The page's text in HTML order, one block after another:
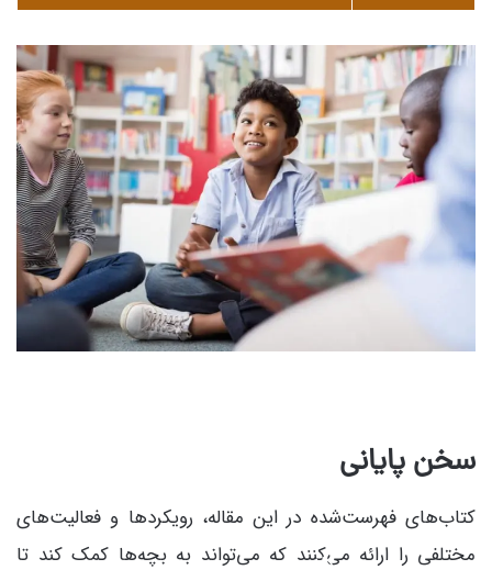
سخن پایانی
کتاب‌های فهرست‌شده در این مقاله، رویکردها و فعالیت‌های
مختلفی را ارائه می‌کنند که می‌تواند به بچه‌ها کمک کند تا